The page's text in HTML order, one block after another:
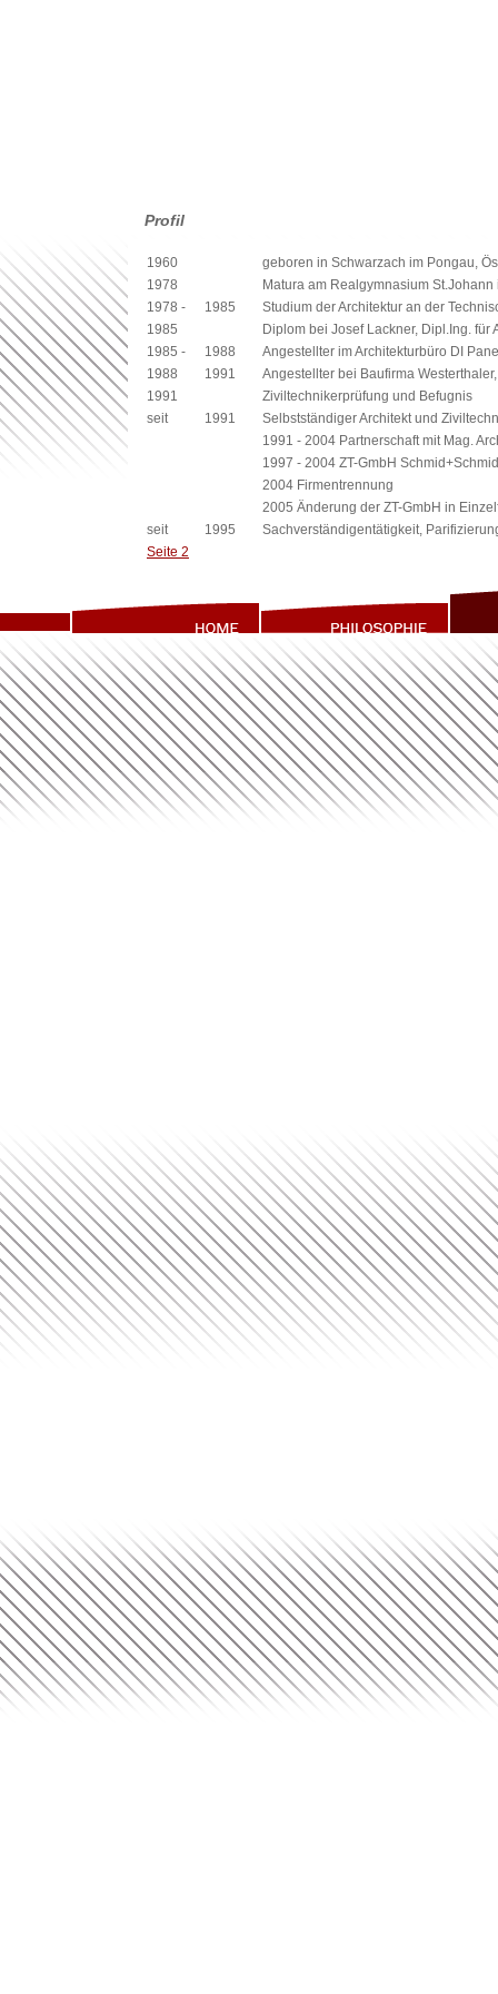
Profil
1960
geboren in Schwarzach im Pongau,
1978
Matura am Realgymnasium St.Johann
1978 -
1985
Studium der Architektur an der
1985
Diplom bei Josef Lackner, Dipl.Ing. für
1985 -
1988
Angestellter im Architekturbüro DI
1988
1991
Angestellter bei Baufirma
1991
Ziviltechnikerprüfung und Befugnis
seit
1991
Selbstständiger Architekt und
1991 - 2004 Partnerschaft mit Mag.
1997 - 2004 ZT-GmbH Schmid+Schmid
2004 Firmentrennung
2005 Änderung der ZT-GmbH in
seit
1995
Sachverständigentätigkeit,
Seite 2